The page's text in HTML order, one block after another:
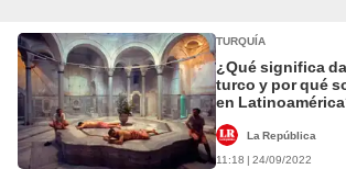
TURQUÍA
¿Qué significa
turco y por qué
en
La República
11:18 | 24/09/2022